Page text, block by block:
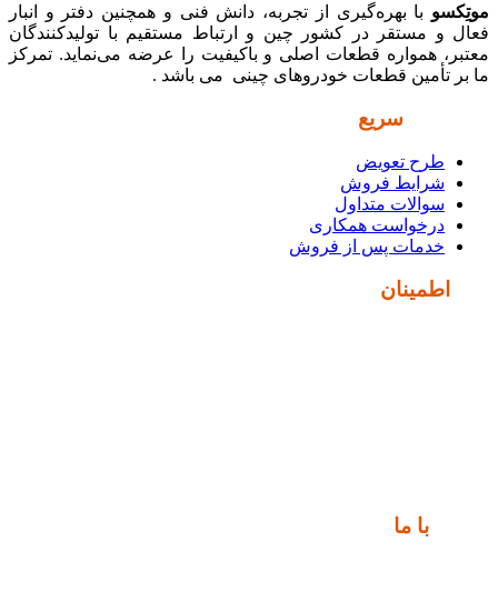
موتِکسو با بهره‌گیری از تجربه، دانش فنی و همچنین دفتر و انبار
فعال و مستقر در کشور چین و ارتباط مستقیم با تولیدکنندگان
معتبر، همواره قطعات اصلی و باکیفیت را عرضه می‌نماید. تمرکز
ما بر تأمین قطعات خودروهای چینی می باشد .
سریع
طرح تعویض
شرایط فروش
سوالات متداول
درخواست همکاری
خدمات پس از فروش
اطمینان
با ما